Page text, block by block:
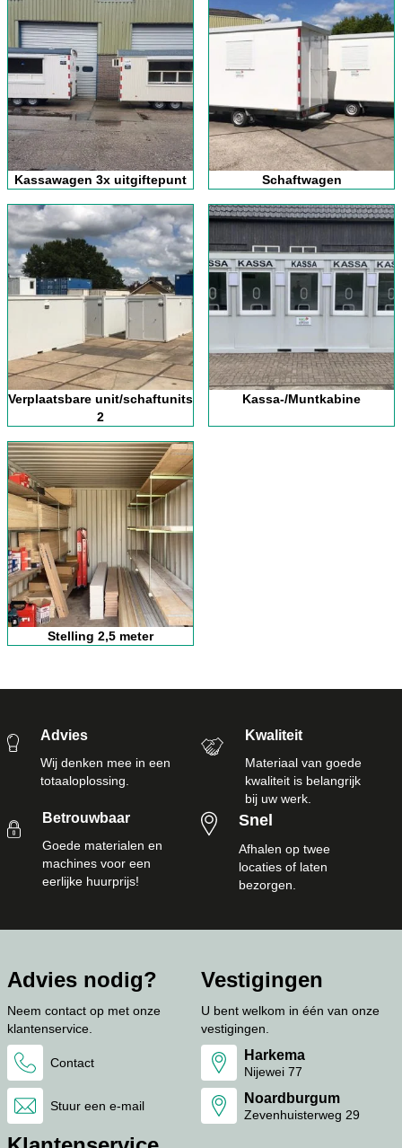
Kassawagen 3x uitgiftepunt Schaftwagen
Verplaatsbare unit/schaftunits
2
Kassa-/Muntkabine
Stelling 2,5 meter
Advies
Wij denken mee in een
totaaloplossing.
Kwaliteit
Materiaal van goede
kwaliteit is belangrijk
bij uw werk.
Betrouwbaar
Goede materialen en
machines voor een
eerlijke huurprijs!
Snel
Afhalen op twee
locaties of laten
bezorgen.
Advies nodig?
Neem contact op met onze
klantenservice.
Contact
Stuur een e-mail
Vestigingen
U bent welkom in één van onze
vestigingen.
Harkema
Nijewei 77
Noardburgum
Zevenhuisterweg 29